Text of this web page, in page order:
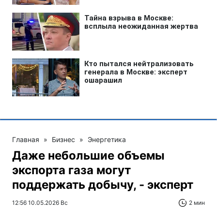
Главная » Бизнес » Энергетика
Даже небольшие объемы
экспорта газа могут
поддержать добычу, - эксперт
12:56 10.05.2026 Вс 2 мин